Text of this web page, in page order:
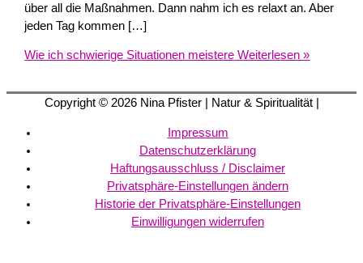
über all die Maßnahmen. Dann nahm ich es relaxt an. Aber
jeden Tag kommen […]
Wie ich schwierige Situationen meistere Weiterlesen »
Copyright © 2026 Nina Pfister| Natur & Spiritualität |
Impressum
Datenschutzerklärung
Haftungsausschluss / Disclaimer
Privatsphäre-Einstellungen ändern
Historie der Privatsphäre-Einstellungen
Einwilligungen widerrufen